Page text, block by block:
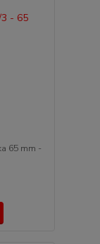
65 mm -